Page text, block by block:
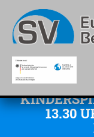
13.30